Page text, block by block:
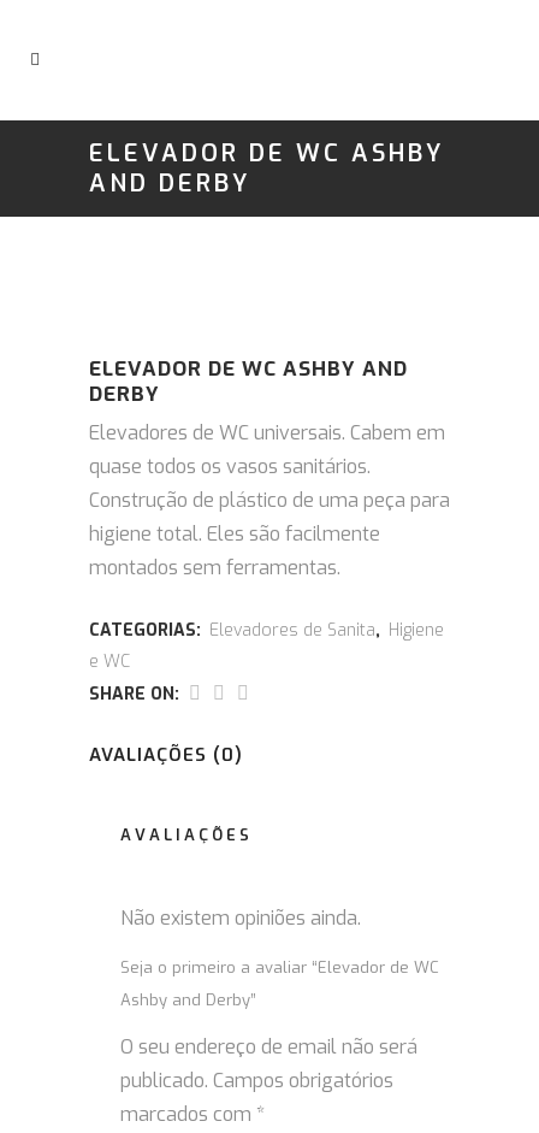
ELEVADOR DE WC ASHBY
AND DERBY
ELEVADOR DE WC ASHBY AND
DERBY
Elevadores de WC universais. Cabem em
quase todos os vasos sanitários.
Construção de plástico de uma peça para
higiene total. Eles são facilmente
montados sem ferramentas.
CATEGORIAS: Elevadores de Sanita, Higiene
e WC
SHARE ON:
AVALIAÇÕES (0)
AVALIAÇÕES
Não existem opiniões ainda.
Seja o primeiro a avaliar “Elevador de WC
Ashby and Derby”
O seu endereço de email não será
publicado. Campos obrigatórios
marcados com *